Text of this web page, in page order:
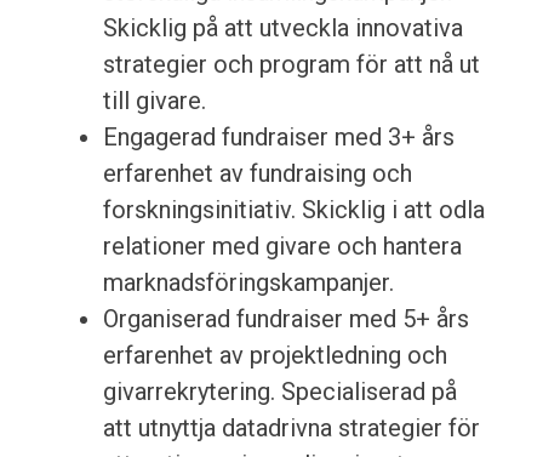
Skicklig på att utveckla innovativa
strategier och program för att nå ut
till givare.
Engagerad fundraiser med 3+ års
erfarenhet av fundraising och
forskningsinitiativ. Skicklig i att odla
relationer med givare och hantera
marknadsföringskampanjer.
Organiserad fundraiser med 5+ års
erfarenhet av projektledning och
givarrekrytering. Specialiserad på
att utnyttja datadrivna strategier för